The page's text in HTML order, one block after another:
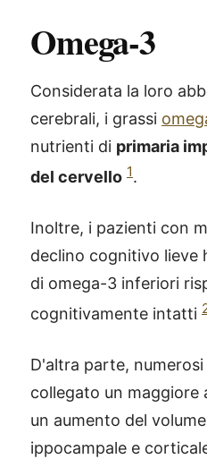
Omega-3
Considerata la loro
cerebrali, i grassi
nutrienti di primaria
del cervello 1.
Inoltre, i pazienti con
declino cognitivo lieve
di omega-3 inferiori
cognitivamente intatti
D'altra parte,
collegato un
un aumento del
ippocampale e